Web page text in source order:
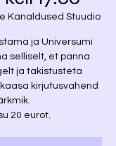
Kanaldused Stuudio
ja Universumi
selliselt, et panna
ja takistusteta
kirjutusvahend
20 eurot.